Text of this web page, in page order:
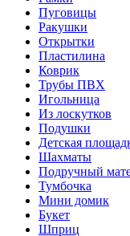
Пуговицы
Ракушки
Открытки
Пластилина
Коврик
Трубы ПВХ
Игольница
Из лоскутков
Подушки
Детская
Шахматы
Подручный
Тумбочка
Мини домик
Букет
Шприц